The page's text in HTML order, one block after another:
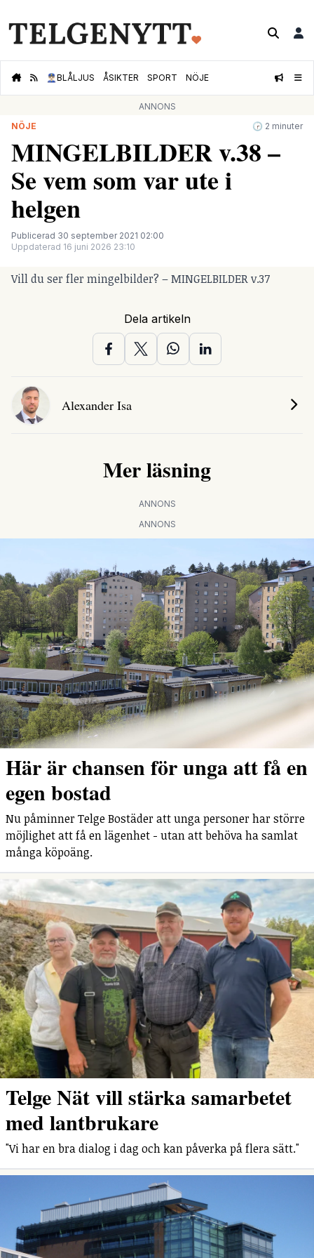
👮🏻‍♂️BLÅLJUS ÅSIKTER SPORT NÖJE
ANNONS
NÖJE
🕝 2 minuter
MINGELBILDER v.38 –
Se vem som var ute i
helgen
Publicerad 30 september 2021 02:00
Uppdaterad 16 juni 2026 23:10
Vill du ser fler mingelbilder? –MINGELBILDER v.37
Dela artikeln
Alexander Isa
Mer läsning
ANNONS
ANNONS
Här är chansen för unga att få en
egen bostad
Nu påminner Telge Bostäder att unga personer har större
möjlighet att få en lägenhet - utan att behöva ha samlat
många köpoäng.
Telge Nät vill stärka samarbetet
med lantbrukare
"Vi har en bra dialog i dag och kan påverka på flera sätt."